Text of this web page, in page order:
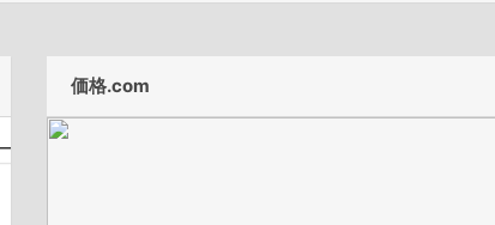
価格.com